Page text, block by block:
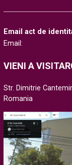
Email act de
Email:
VIENI A
Str. Dimitrie
Romania